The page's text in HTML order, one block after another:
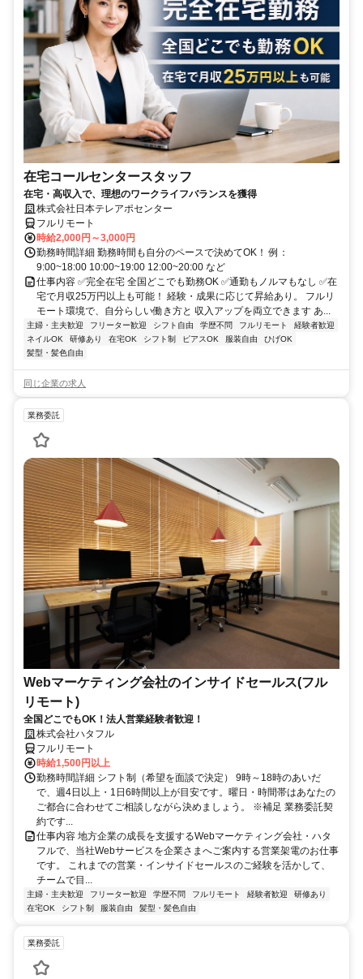
在宅コールセンタースタッフ
在宅・高収入で、理想のワークライフバランスを獲得
株式会社日本テレアポセンター
フルリモート
時給2,000円～3,000円
勤務時間詳細 勤務時間も自分のペースで決めてOK！ 例：
9:00~18:00 10:00~19:00 12:00~20:00 など
仕事内容 ✅完全在宅 全国どこでも勤務OK ✅通勤もノルマもなし ✅在
宅で月収25万円以上も可能！ 経験・成果に応じて昇給あり。 フルリ
モート環境で、自分らしい働き方と 収入アップを両立できます あ...
主婦・主夫歓迎 フリーター歓迎 シフト自由 学歴不問 フルリモート
経験者歓迎
ネイルOK
研修あり 在宅OK シフト制 ピアスOK 服装自由
ひげOK
髪型・髪色自由
同じ企業の求人
業務委託
Webマーケティング会社のインサイドセールス(フル
リモート)
全国どこでもOK！法人営業経験者歓迎！
株式会社ハタフル
フルリモート
時給1,500円以上
勤務時間詳細 シフト制（希望を面談で決定） 9時～18時のあいだ
で、週4日以上・1日6時間以上が目安です。曜日・時間帯はあなたの
ご都合に合わせてご相談しながら決めましょう。 ※補足 業務委託契
約です...
仕事内容 地方企業の成長を支援するWebマーケティング会社・ハタ
フルで、当社Webサービスを企業さまへご案内する営業架電のお仕事
です。 これまでの営業・インサイドセールスのご経験を活かして、
チームで目...
主婦・主夫歓迎 フリーター歓迎 学歴不問 フルリモート 経験者歓迎
研修あり
在宅OK
シフト制 服装自由 髪型・髪色自由
業務委託